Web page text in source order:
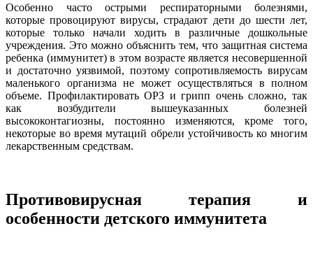
Особенно часто острыми респираторными болезнями,
которые провоцируют вирусы, страдают дети до шести лет,
которые только начали ходить в различные дошкольные
учреждения. Это можно объяснить тем, что защитная система
ребенка (иммунитет) в этом возрасте является несовершенной
и достаточно уязвимой, поэтому сопротивляемость вирусам
маленького организма не может осуществляться в полном
объеме. Профилактировать ОРЗ и грипп очень сложно, так
как возбудители вышеуказанных болезней
высококонтагиозны, постоянно изменяются, кроме того,
некоторые во время мутаций обрели устойчивость ко многим
лекарственным средствам.
Противовирусная терапия и
особенности детского иммунитета